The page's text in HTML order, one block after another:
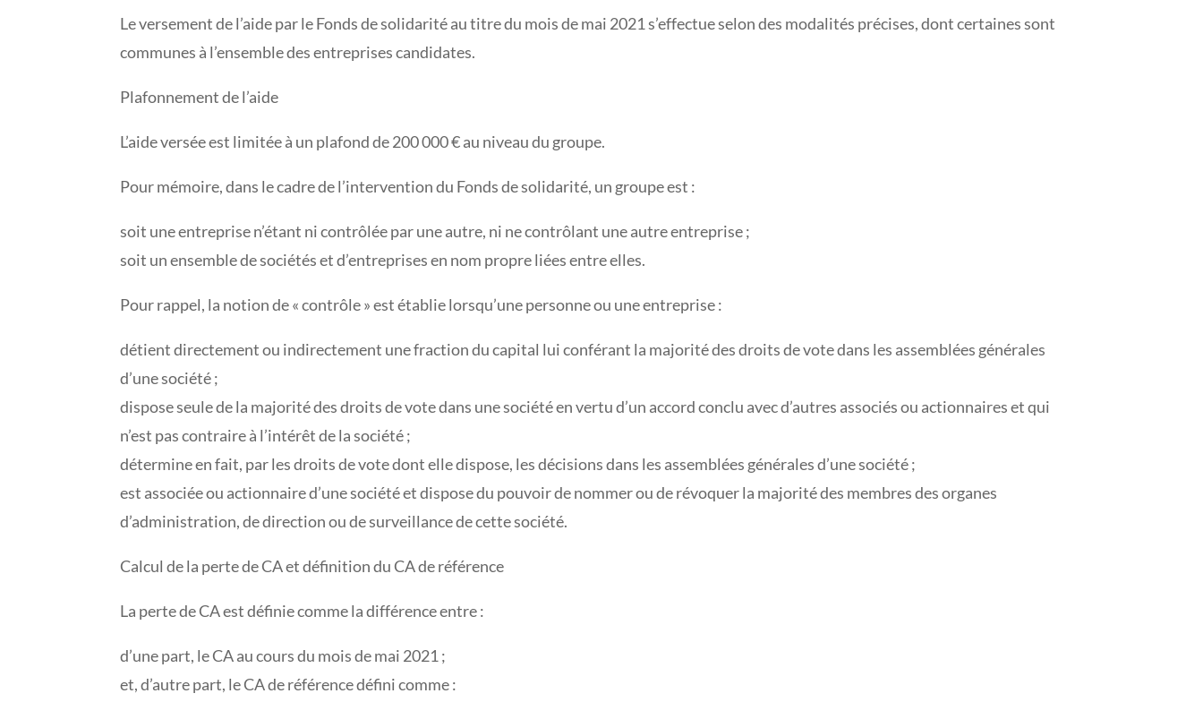
Le versement de l’aide par le Fonds de solidarité au titre du mois de mai 2021 s’effectue selon des modalités précises, dont certaines sont
communes à l’ensemble des entreprises candidates.
Plafonnement de l’aide
L’aide versée est limitée à un plafond de 200 000 € au niveau du groupe.
Pour mémoire, dans le cadre de l’intervention du Fonds de solidarité, un groupe est :
soit une entreprise n’étant ni contrôlée par une autre, ni ne contrôlant une autre entreprise ;
soit un ensemble de sociétés et d’entreprises en nom propre liées entre elles.
Pour rappel, la notion de « contrôle » est établie lorsqu’une personne ou une entreprise :
détient directement ou indirectement une fraction du capital lui conférant la majorité des droits de vote dans les assemblées générales
d’une société ;
dispose seule de la majorité des droits de vote dans une société en vertu d’un accord conclu avec d’autres associés ou actionnaires et qui
n’est pas contraire à l’intérêt de la société ;
détermine en fait, par les droits de vote dont elle dispose, les décisions dans les assemblées générales d’une société ;
est associée ou actionnaire d’une société et dispose du pouvoir de nommer ou de révoquer la majorité des membres des organes
d’administration, de direction ou de surveillance de cette société.
Calcul de la perte de CA et définition du CA de référence
La perte de CA est définie comme la différence entre :
d’une part, le CA au cours du mois de mai 2021 ;
et, d’autre part, le CA de référence défini comme :